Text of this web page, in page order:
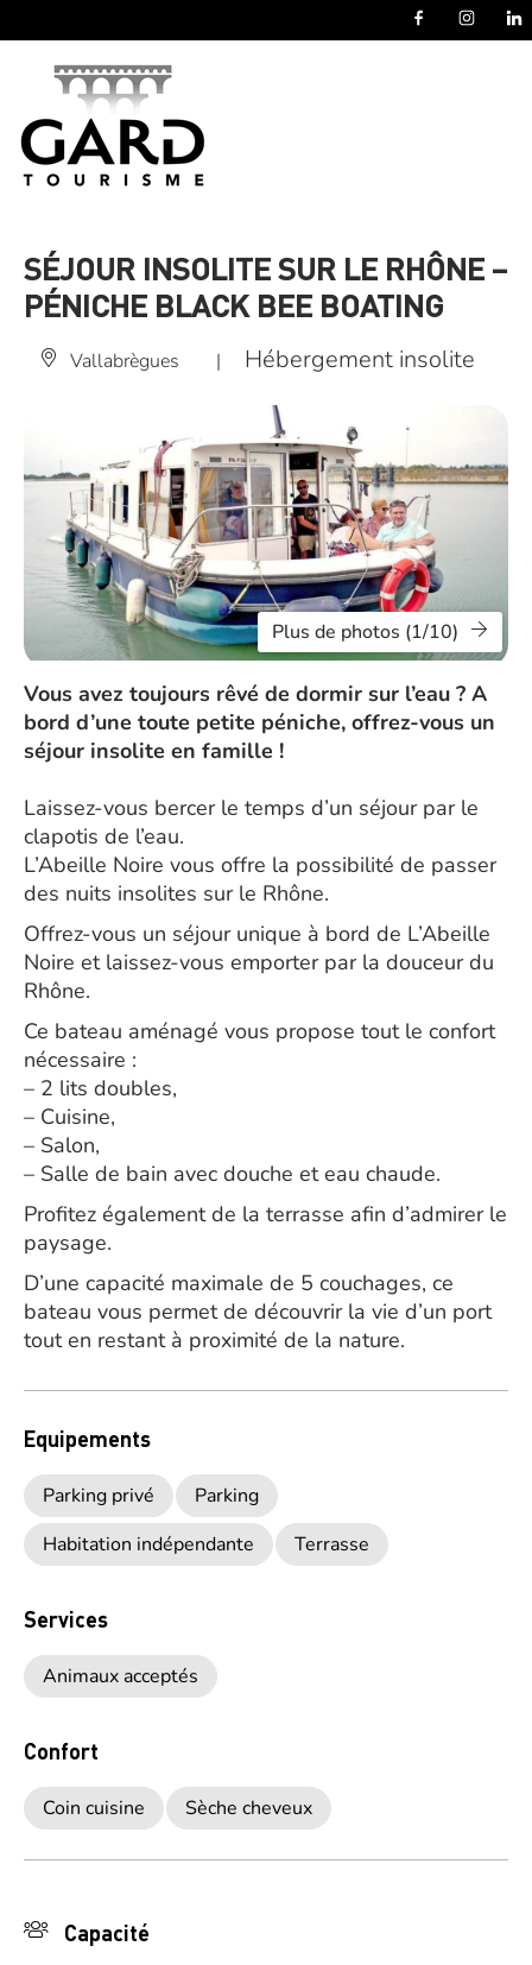
SÉJOUR INSOLITE SUR LE RHÔNE –
PÉNICHE BLACK BEE BOATING
Vallabrègues | Hébergement insolite
Plus de photos (1/10)
Vous avez toujours rêvé de dormir sur l’eau ? A
bord d’une toute petite péniche, offrez-vous un
séjour insolite en famille !
Laissez-vous bercer le temps d’un séjour par le
clapotis de l’eau.
L’Abeille Noire vous offre la possibilité de passer
des nuits insolites sur le Rhône.
Offrez-vous un séjour unique à bord de L’Abeille
Noire et laissez-vous emporter par la douceur du
Rhône.
Ce bateau aménagé vous propose tout le confort
nécessaire :
– 2 lits doubles,
– Cuisine,
– Salon,
– Salle de bain avec douche et eau chaude.
Profitez également de la terrasse afin d’admirer le
paysage.
D’une capacité maximale de 5 couchages, ce
bateau vous permet de découvrir la vie d’un port
tout en restant à proximité de la nature.
Equipements
Parking privé
Parking
Habitation indépendante
Terrasse
Services
Animaux acceptés
Confort
Coin cuisine Sèche cheveux
Capacité